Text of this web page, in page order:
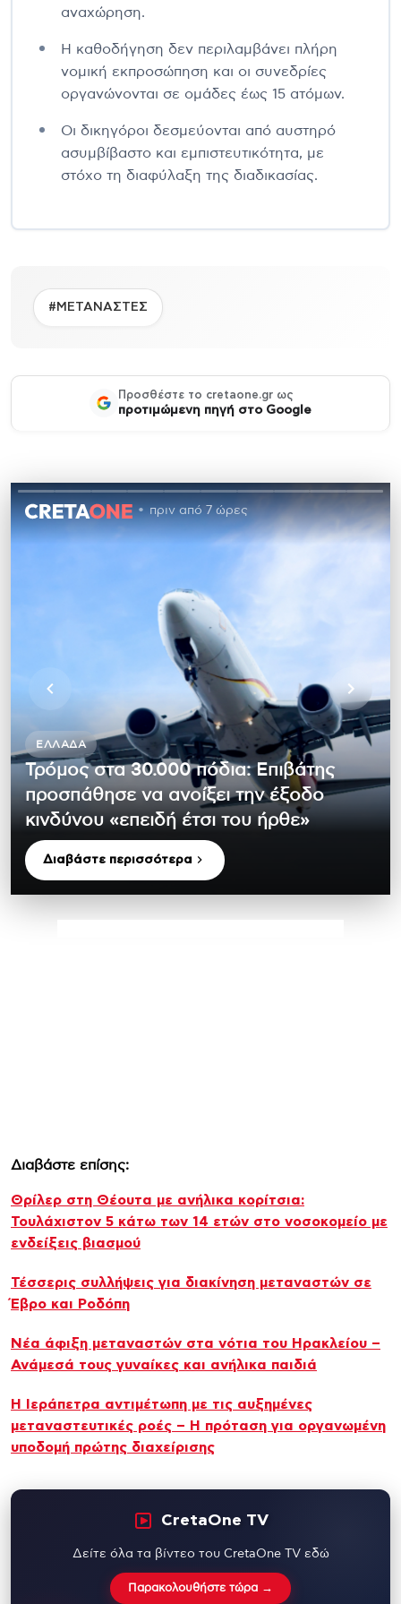
αναχώρηση.
Η καθοδήγηση δεν περιλαμβάνει πλήρη
νομική εκπροσώπηση και οι συνεδρίες
οργανώνονται σε ομάδες έως 15 ατόμων.
Οι δικηγόροι δεσμεύονται από αυστηρό
ασυμβίβαστο και εμπιστευτικότητα, με
στόχο τη διαφύλαξη της διαδικασίας.
#ΜΕΤΑΝΑΣΤΕΣ
Προσθέστε το cretaone.gr ως
προτιμώμενη πηγή στο Google
πριν από 7 ώρες
ΕΛΛΆΔΑ
Τρόμος στα 30.000 πόδια: Επιβάτης
προσπάθησε να ανοίξει την έξοδο
κινδύνου «επειδή έτσι του ήρθε»
Διαβάστε περισσότερα
Διαβάστε επίσης:
Θρίλερ στη Θέουτα με ανήλικα κορίτσια:
Τουλάχιστον 5 κάτω των 14 ετών στο νοσοκομείο με
ενδείξεις βιασμού
Τέσσερις συλλήψεις για διακίνηση μεταναστών σε
Έβρο και Ροδόπη
Νέα άφιξη μεταναστών στα νότια του Ηρακλείου –
Ανάμεσά τους γυναίκες και ανήλικα παιδιά
Η Ιεράπετρα αντιμέτωπη με τις αυξημένες
μεταναστευτικές ροές – Η πρόταση για οργανωμένη
υποδομή πρώτης διαχείρισης
CretaOne TV
Δείτε όλα τα βίντεο του CretaOne TV εδώ
Παρακολουθήστε τώρα →